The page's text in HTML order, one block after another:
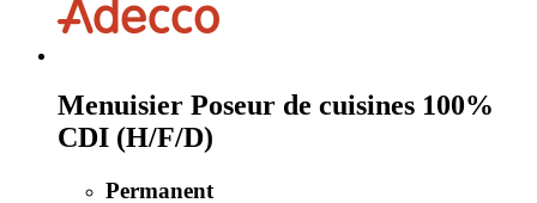
Menuisier Poseur de cuisines 100%
CDI (H/F/D)
Permanent